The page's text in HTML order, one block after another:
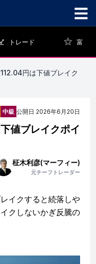
トレード 富
円は下値ブレイク
中級 公開日 2026年6月20日
値ブレイクポイ
柾木利彦(マーフィー)
元チーフトレーダー
イクすると続落しや
クしないかぎ反騰の